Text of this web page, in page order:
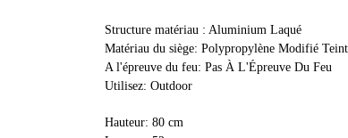
Structure matériau : Aluminium Laqué
Matériau du siège: Polypropylène Modifié
A l'épreuve du feu: Pas À L'Épreuve Du Feu
Utilisez: Outdoor
Hauteur: 80 cm